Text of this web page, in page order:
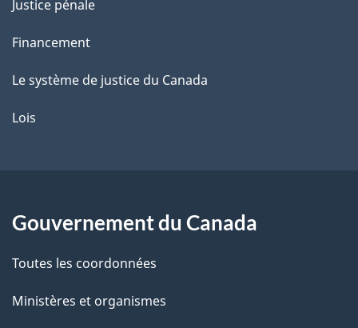
Justice pénale
Financement
Le système de justice du Canada
Lois
Gouvernement du Canada
Toutes les coordonnées
Ministères et organismes